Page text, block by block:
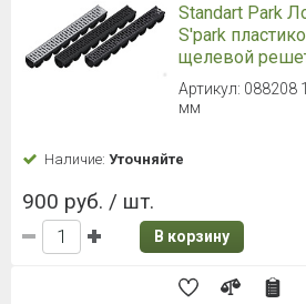
Standart Park
S'park
щелевой
Артикул: 088208
мм
Наличие: Уточняйте
900 руб. / шт.
В корзину